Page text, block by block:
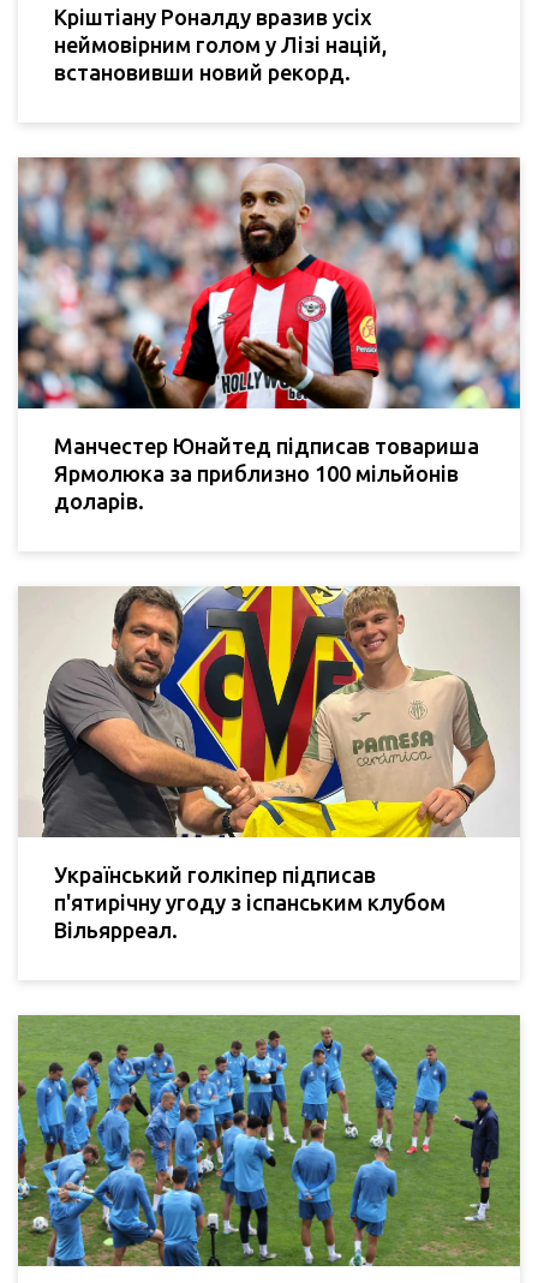
Кріштіану Роналду вразив усіх
неймовірним голом у Лізі націй,
встановивши новий рекорд.
Манчестер Юнайтед підписав товариша
Ярмолюка за приблизно 100 мільйонів
доларів.
Український голкіпер підписав
п'ятирічну угоду з іспанським клубом
Вільярреал.